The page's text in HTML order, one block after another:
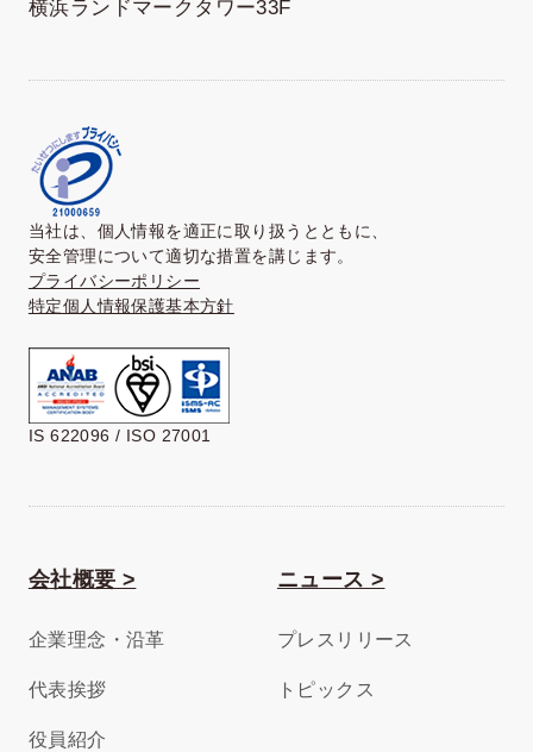
横浜ランドマークタワー33F
当社は、個人情報を適正に取り扱うとともに、
安全管理について適切な措置を講じます。
プライバシーポリシー
特定個人情報保護基本方針
IS 622096 / ISO 27001
会社概要 >
企業理念・沿革
代表挨拶
役員紹介
ニュース >
プレスリリース
トピックス